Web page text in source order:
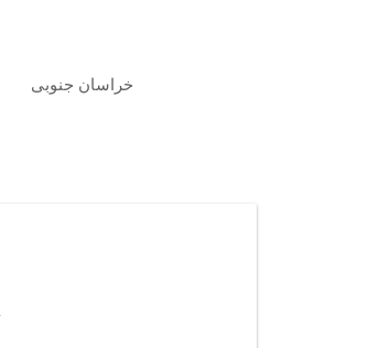
خراسان جنوبی